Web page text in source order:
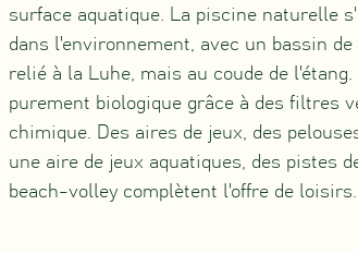
surface aquatique. La piscine naturelle
dans l'environnement, avec un bassin
relié à la Luhe, mais au coude de
purement biologique grâce à des filtres
chimique. Des aires de jeux, des
une aire de jeux aquatiques, des pistes
beach-volley complètent l'offre de loisirs.